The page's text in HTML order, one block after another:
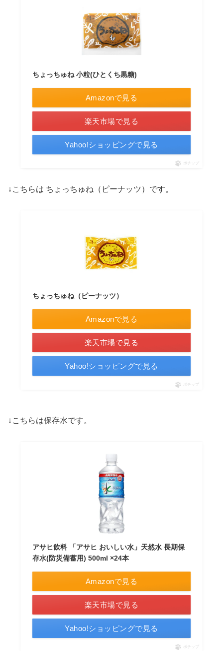
ちょっちゅね 小粒(ひとくち黒糖)
Amazonで見る
楽天市場で見る
Yahoo!ショッピングで見る
ポチップ
↓こちらは ちょっちゅね（ピーナッツ）です。
ちょっちゅね（ピーナッツ）
Amazonで見る
楽天市場で見る
Yahoo!ショッピングで見る
ポチップ
↓こちらは保存水です。
アサヒ飲料 「アサヒ おいしい水」天然水 長期保
存水(防災備蓄用) 500ml ×24本
Amazonで見る
楽天市場で見る
Yahoo!ショッピングで見る
ポチップ